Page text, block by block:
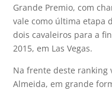
Grande Premio, com
vale como última etapa
dois cavaleiros para a
2015, em Las Vegas.
Na frente deste ranking
Almeida, em grande